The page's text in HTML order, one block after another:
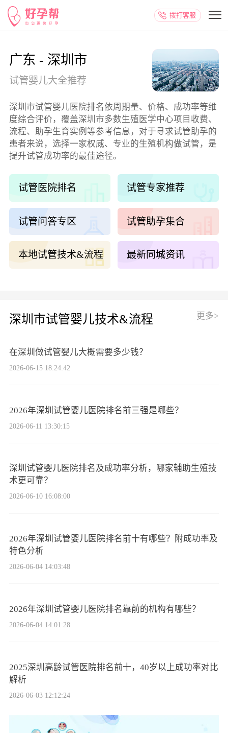
拨打客服
广东 - 深圳市
试管婴儿大全推荐
深圳市试管婴儿医院排名依周期量、价格、成功率等维
度综合评价，覆盖深圳市多数生殖医学中心项目收费、
流程、助孕生育实例等参考信息，对于寻求试管助孕的
患者来说，选择一家权威、专业的生殖机构做试管，是
提升试管成功率的最佳途径。
试管医院排名 试管专家推荐
试管问答专区 试管助孕集合
本地试管技术&流程 最新同城资讯
深圳市试管婴儿技术&流程 更多>
在深圳做试管婴儿大概需要多少钱？
2026-06-15 18:24:42
2026年深圳试管婴儿医院排名前三强是哪些？
2026-06-11 13:30:15
深圳试管婴儿医院排名及成功率分析，哪家辅助生殖技
术更可靠？
2026-06-10 16:08:00
2026年深圳试管婴儿医院排名前十有哪些？附成功率及
特色分析
2026-06-04 14:03:48
2026年深圳试管婴儿医院排名靠前的机构有哪些？
2026-06-04 14:01:28
2025深圳高龄试管医院排名前十，40岁以上成功率对比
解析
2026-06-03 12:12:24